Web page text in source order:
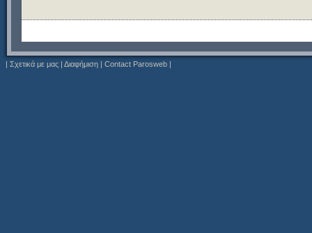
| Σχετικά με μας | Διαφήμιση | Contact Parosweb |